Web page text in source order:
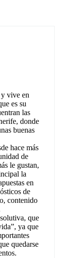
vive en
es su
las
donde
buenas
hace más
de
le gustan,
la
en
de
contenido
que
ya que
quedarse